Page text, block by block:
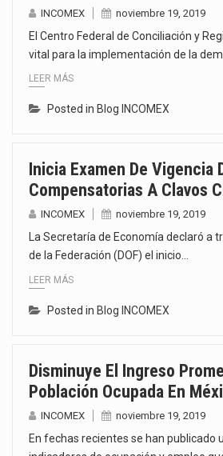
INCOMEX noviembre 19, 2019
El Centro Federal de Conciliación y
vital para la implementación de la
LEER MÁS
Posted in Blog INCOMEX
Inicia Examen De Vigencia
Compensatorias A Clavos
INCOMEX noviembre 19, 2019
La Secretaría de Economía declaró a
de la Federación (DOF) el inicio…
LEER MÁS
Posted in Blog INCOMEX
Disminuye El Ingreso
Población Ocupada En
INCOMEX noviembre 19, 2019
En fechas recientes se han publicado